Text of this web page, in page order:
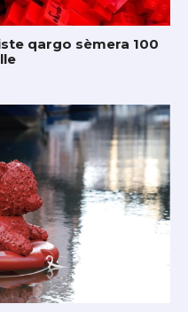
qargo sèmera 100